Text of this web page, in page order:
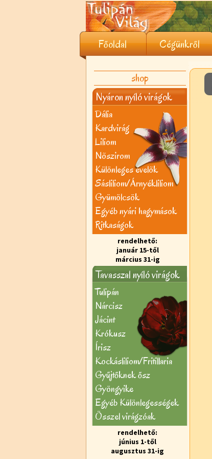
Főoldal Cégünkről
shop
Nyáron nyíló virágok
Dália
Kardvirág
Liliom
Nõszirom
Különleges évelõk
Sásliliom/Árnyékliliom
Gyümölcsök
Egyéb nyári hagymások
Ritkaságok
rendelhető:
január 15-től
március 31-ig
Tavasszal nyíló virágok
Tulipán
Nárcisz
Jácint
Krókusz
Írisz
Kockásliliom/Fritillaria
Gyűjtőknek ősz
Gyöngyike
Egyéb Különlegességek
Õsszel virágzóak
rendelhető:
június 1-től
augusztus 31-ig